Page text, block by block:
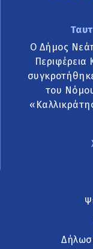
Ο Δήμος
Περιφέρεια
του